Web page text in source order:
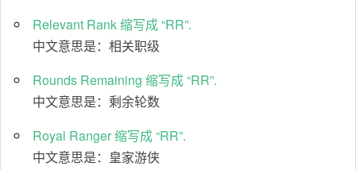
Relevant Rank 缩写成 “RR”.
中文意思是：相关职级
Rounds Remaining 缩写成 “RR”.
中文意思是：剩余轮数
Royal Ranger 缩写成 “RR”.
中文意思是：皇家游侠